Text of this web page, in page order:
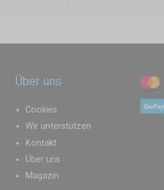
Über uns
Cookies
Wir unterstützen
Kontakt
Über uns
Magazin